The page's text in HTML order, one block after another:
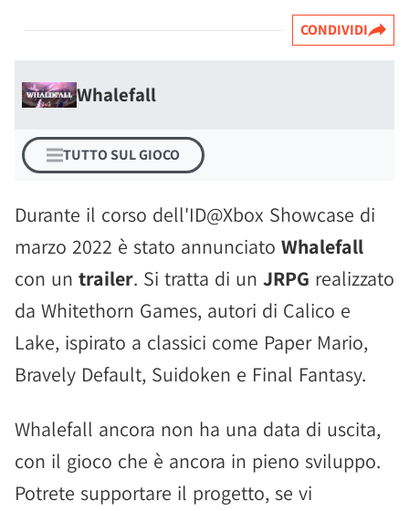
CONDIVIDI
Whalefall
TUTTO SUL GIOCO
Durante il corso dell'ID@Xbox Showcase di
marzo 2022 è stato annunciato Whalefall
con un trailer. Si tratta di un JRPG realizzato
da Whitethorn Games, autori di Calico e
Lake, ispirato a classici come Paper Mario,
Bravely Default, Suidoken e Final Fantasy.
Whalefall ancora non ha una data di uscita,
con il gioco che è ancora in pieno sviluppo.
Potrete supportare il progetto, se vi